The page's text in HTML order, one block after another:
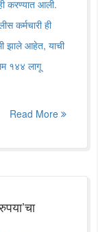
करण्यात आली.
कर्मचारी ही
झाले आहेत, याची
१४४ लागू
Read More